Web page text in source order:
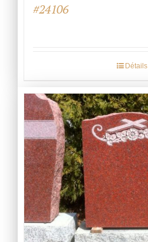
#24106
Détails